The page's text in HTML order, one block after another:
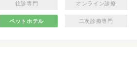
往診専門 オンライン診療
ペットホテル 二次診療専門